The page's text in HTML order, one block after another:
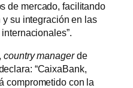
de mercado, facilitando
su integración en las
country managerde
“CaixaBank,
comprometido con la